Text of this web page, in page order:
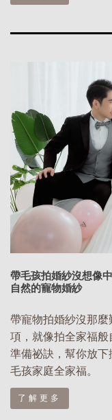
帶毛孩拍婚紗沒想像
自然的寵物婚紗
帶寵物拍婚紗沒那
項，就像拍全家福
準備祕訣，幫你放
毛孩家庭全家福。
了解更多